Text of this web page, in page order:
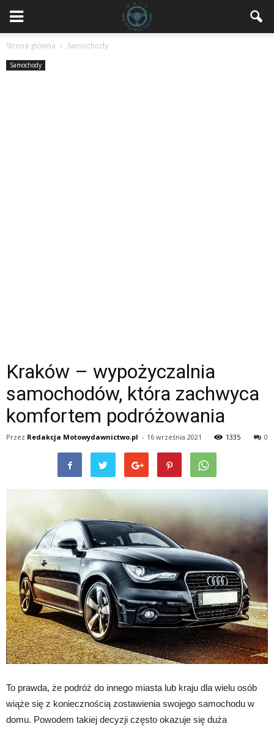
Strona główna Samochody
Samochody
Kraków – wypożyczalnia
samochodów, która zachwyca
komfortem podróżowania
Przez Redakcja Motowydawnictwo.pl - 16 września 2021 0
1335
To prawda, że podróż do innego miasta lub kraju dla wielu osób
wiąże się z koniecznością zostawienia swojego samochodu w
domu. Powodem takiej decyzji często okazuje się duża